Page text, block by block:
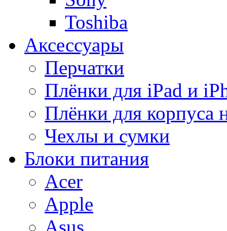
Toshiba
Аксессуары
Перчатки
Плёнки для iPad и
Плёнки для корпуса
Чехлы и сумки
Блоки питания
Acer
Apple
Asus